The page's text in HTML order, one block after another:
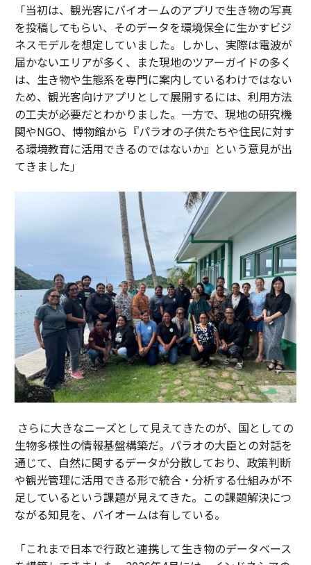
「当初は、観光客にバイオームのアプリで生き物の写真
を投稿してもらい、そのデータを環境保全に生かすビジ
ネスモデルを想定していました。しかし、実際は電波が
届かないエリアが多く、また現地のツアーガイドの多く
は、生き物や生態系を専門に案内しているわけではない
ため、観光客向けアプリとして展開するには、利用方法
の工夫が必要だとわかりました。一方で、現地の研究機
関やNGO、博物館から『パラオの子供たちや住民に対す
る環境教育に活用できるのではないか』という意見が出
てきました」
さらに大きなニーズとして見えてきたのが、国としての
生物多様性の情報基盤構築だ。パラオの大臣との対話を
通じて、自然に関するデータが分散しており、政策判断
や観光管理に活用できる形で統合・分析する仕組みが不
足しているという課題が見えてきた。この課題解決につ
ながる知見を、バイオームは有している。
「これまで日本で行政と連携して生き物のデータベース